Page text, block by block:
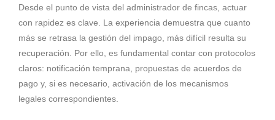
Desde el punto de vista del administrador de fincas, actuar
con rapidez es clave. La experiencia demuestra que cuanto
más se retrasa la gestión del impago, más difícil resulta su
recuperación. Por ello, es fundamental contar con protocolos
claros: notificación temprana, propuestas de acuerdos de
pago y, si es necesario, activación de los mecanismos
legales correspondientes.